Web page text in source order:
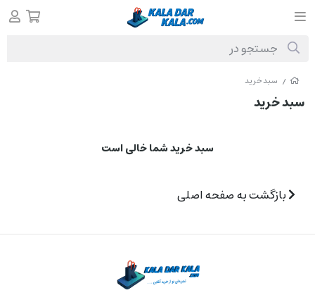
/ سبد خرید
سبد خرید
سبد خرید شما خالی است
بازگشت به صفحه اصلی